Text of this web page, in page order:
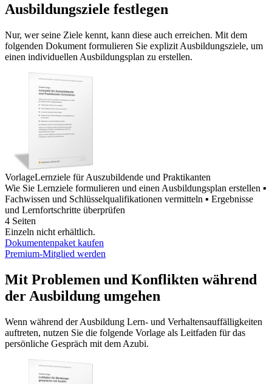
Ausbildungsziele festlegen
Nur, wer seine Ziele kennt, kann diese auch erreichen. Mit dem
folgenden Dokument formulieren Sie explizit Ausbildungsziele, um
einen individuellen Ausbildungsplan zu erstellen.
VorlageLernziele für Auszubildende und Praktikanten
Wie Sie Lernziele formulieren und einen Ausbildungsplan erstellen ▪
Fachwissen und Schlüsselqualifikationen vermitteln ▪ Ergebnisse
und Lernfortschritte überprüfen
4 Seiten
Einzeln nicht erhältlich.
Dokumentenpaket kaufen
Premium-Mitglied werden
Mit Problemen und Konflikten während
der Ausbildung umgehen
Wenn während der Ausbildung Lern- und Verhaltensauffälligkeiten
auftreten, nutzen Sie die folgende Vorlage als Leitfaden für das
persönliche Gespräch mit dem Azubi.